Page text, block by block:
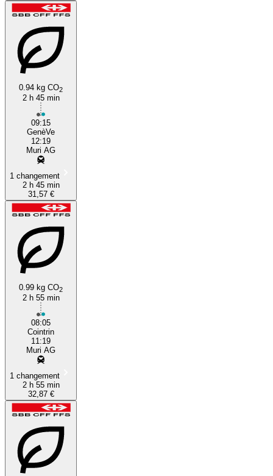
0.94 kg CO2
2 h 45 min
09:15
GenèVe
12:19
Muri AG
1 changement
2 h 45 min
31,57 €
0.99 kg CO2
2 h 55 min
08:05
Cointrin
11:19
Muri AG
1 changement
2 h 55 min
32,87 €